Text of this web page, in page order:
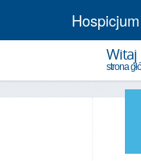
Witaj
strona